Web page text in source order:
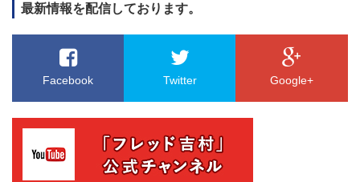
最新情報を配信しております。
Facebook Twitter Google+